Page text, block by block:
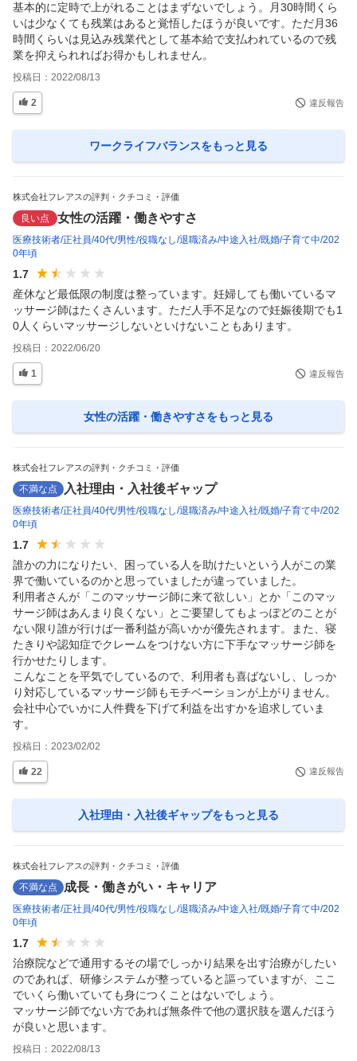
基本的に定時で上がれることはまずないでしょう。月30時間くら
いは少なくても残業はあると覚悟したほうが良いです。ただ月36
時間くらいは見込み残業代として基本給で支払われているので残
業を抑えられればお得かもしれません。
投稿日： 2022/08/13
2 違反報告
ワークライフバランスをもっと見る
株式会社フレアスの評判・クチコミ・評価
良い点 女性の活躍・働きやすさ
医療技術者 正社員 40代 男性 役職なし 退職済み 中途入社 既婚 子育て中 202
0年頃
1.7
産休など最低限の制度は整っています。妊婦しても働いているマ
ッサージ師はたくさんいます。ただ人手不足なので妊娠後期でも1
0人くらいマッサージしないといけないこともあります。
投稿日： 2022/06/20
1 違反報告
女性の活躍・働きやすさをもっと見る
株式会社フレアスの評判・クチコミ・評価
不満な点 入社理由・入社後ギャップ
医療技術者 正社員 40代 男性 役職なし 退職済み 中途入社 既婚 子育て中 202
0年頃
1.7
誰かの力になりたい、困っている人を助けたいという人がこの業
界で働いているのかと思っていましたが違っていました。
利用者さんが「このマッサージ師に来て欲しい」とか「このマッ
サージ師はあんまり良くない」とご要望してもよっぽどのことが
ない限り誰が行けば一番利益が高いかが優先されます。また、寝
たきりや認知症でクレームをつけない方に下手なマッサージ師を
行かせたりします。
こんなことを平気でしているので、利用者も喜ばないし、しっか
り対応しているマッサージ師もモチベーションが上がりません。
会社中心でいかに人件費を下げて利益を出すかを追求していま
す。
投稿日： 2023/02/02
22 違反報告
入社理由・入社後ギャップをもっと見る
株式会社フレアスの評判・クチコミ・評価
不満な点 成長・働きがい・キャリア
医療技術者 正社員 40代 男性 役職なし 退職済み 中途入社 既婚 子育て中 202
0年頃
1.7
治療院などで通用するその場でしっかり結果を出す治療がしたい
のであれば、研修システムが整っていると謳っていますが、ここ
でいくら働いていても身につくことはないでしょう。
マッサージ師でない方であれば無条件で他の選択肢を選んだほう
が良いと思います。
投稿日： 2022/08/13